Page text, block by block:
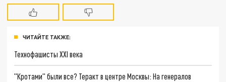
ЧИТАЙТЕ ТАКЖЕ:
Технофашисты XXI века
"Кротами" были все? Теракт в центре Москвы: На генералов